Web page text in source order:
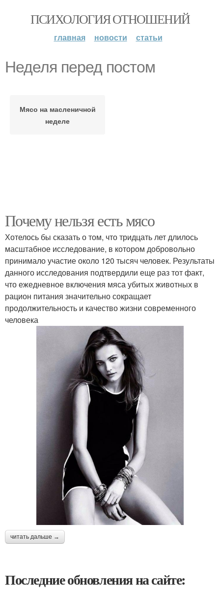
ПСИХОЛОГИЯ ОТНОШЕНИЙ
главная новости статьи
Неделя перед постом
Мясо на масленичной
неделе
Почему нельзя есть мясо
Хотелось бы сказать о том, что тридцать лет длилось
масштабное исследование, в котором добровольно
принимало участие около 120 тысяч человек. Результаты
данного исследования подтвердили еще раз тот факт,
что ежедневное включения мяса убитых животных в
рацион питания значительно сокращает
продолжительность и качество жизни современного
человека
читать дальше →
Последние обновления на сайте: